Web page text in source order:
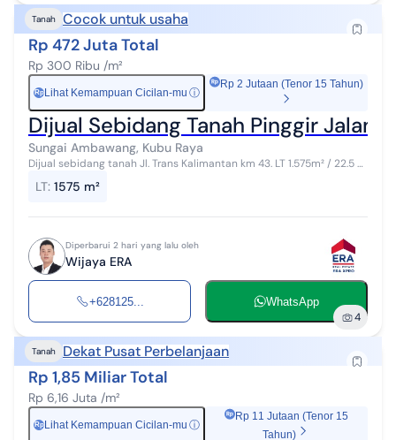
Tanah Cocok untuk usaha
Rp 472 Juta Total
Rp 300 Ribu /m²
Rp Lihat Kemampuan Cicilan-mu ⓘ
Rp 2 Jutaan (Tenor 15 Tahun)
Dijual Sebidang Tanah Pinggir Jalan
Sungai Ambawang, Kubu Raya
Dijual sebidang tanah Jl. Trans Kalimantan km 43. LT 1.575m² / 22.5 x
Cocok...
LT: 1575 m²
Diperbarui 2 hari yang lalu oleh
Wijaya ERA
+628125... WhatsApp
4
Tanah Dekat Pusat Perbelanjaan
Rp 1,85 Miliar Total
Rp 6,16 Juta /m²
Rp Lihat Kemampuan Cicilan-mu ⓘ
Rp 11 Jutaan (Tenor 15
Tahun)